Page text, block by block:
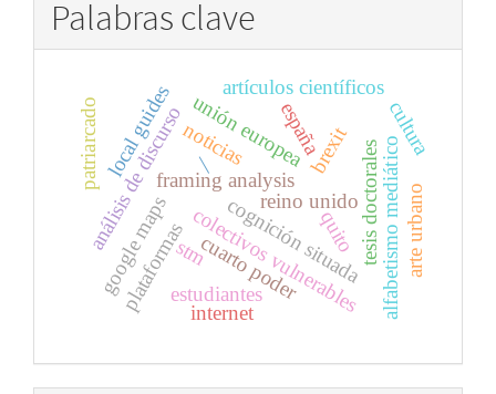
Palabras clave
brexit
reino unido
framing analysis
análisis de discursounión europea
colectivos vulnerables
artículos científicos
tesis doctorales
españa
cognición situada
plataformas
local guides
google maps cuarto poder
estudiantes
noticias alfabetismo mediático
internet
patriarcado cultura
stm
|
quito arte urbano